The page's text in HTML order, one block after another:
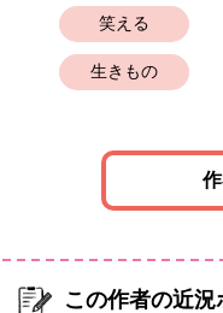
笑える
生きもの
この作者の近